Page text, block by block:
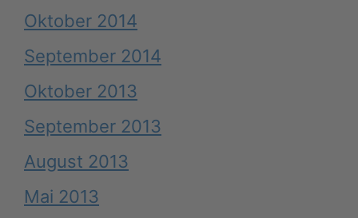
Oktober 2014
September 2014
Oktober 2013
September 2013
August 2013
Mai 2013